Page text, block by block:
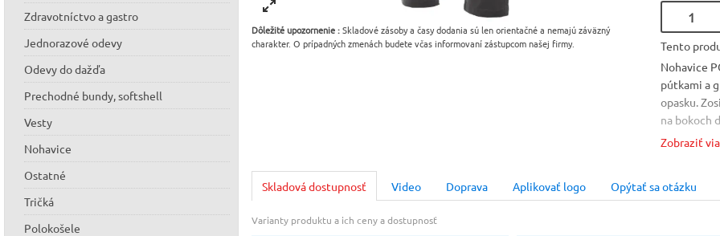
Zdravotníctvo a gastro
Jednorazové odevy
Odevy do dažďa
Prechodné bundy, softshell
Vesty
Nohavice
Ostatné
Tričká
Polokošele
Dôležité upozornenie :Skladové zásoby a časy dodania sú len orientačné a nemajú záväzný
charakter. O prípadných zmenách budete včas informovaní zástupcom našej firmy.
Tento
Nohavice
pútkami a
opasku.
na bokoch
na pravom
5XL
Zobraziť
Skladová dostupnosť Video Doprava Aplikovať logo Opýtať sa otázku
Varianty produktu a ich ceny a dostupnosť